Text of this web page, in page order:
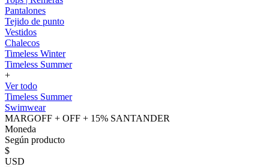
Pantalones
Tejido de punto
Vestidos
Chalecos
Timeless Winter
Timeless Summer
+
Ver todo
Timeless Summer
Swimwear
MARGOFF + OFF + 15% SANTANDER
Moneda
Según producto
$
USD